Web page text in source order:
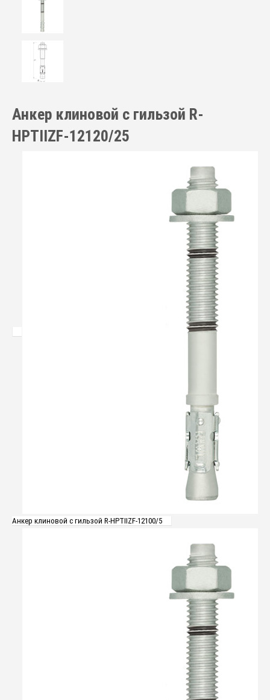
Анкер клиновой с гильзой R-
HPTIIZF-12120/25
Анкер клиновой с гильзой R-HPTIIZF-12100/5